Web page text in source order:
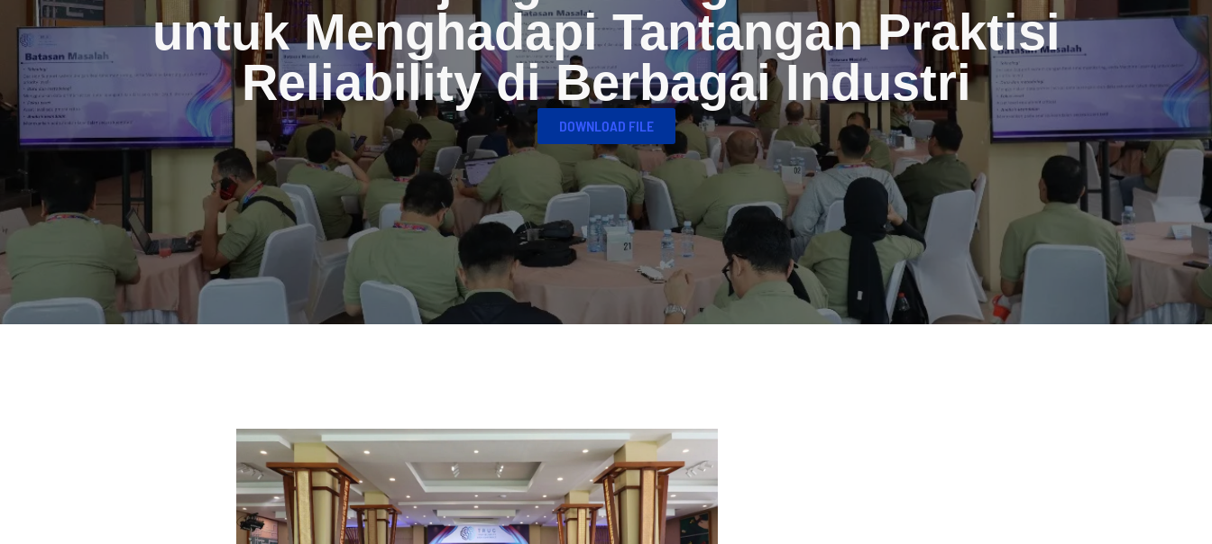
untuk Menghadapi Tantangan Praktisi
Reliability di Berbagai Industri
DOWNLOAD FILE